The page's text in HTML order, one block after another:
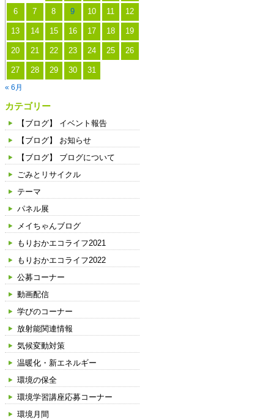
6 7 8 9 10 11 12
13 14 15 16 17 18 19
20 21 22 23 24 25 26
27 28 29 30 31
« 6月
カテゴリー
【ブログ】 イベント報告
【ブログ】 お知らせ
【ブログ】 ブログについて
ごみとリサイクル
テーマ
パネル展
メイちゃんブログ
もりおかエコライフ2021
もりおかエコライフ2022
公募コーナー
動画配信
学びのコーナー
放射能関連情報
気候変動対策
温暖化・新エネルギー
環境の保全
環境学習講座応募コーナー
環境月間
作
成
し
ま
し
た